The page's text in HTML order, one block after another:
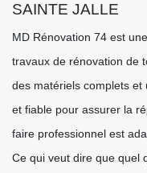
SAINTE JALLE
MD Rénovation 74 est
travaux de rénovation de
des matériels complets
et fiable pour assurer la
faire professionnel est
Ce qui veut dire que quel